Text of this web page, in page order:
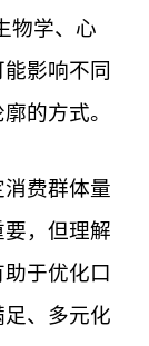
物学、心
影响不同
的方式。
费群体量
，但理解
于优化口
、多元化